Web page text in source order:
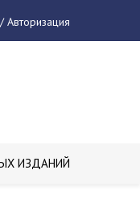
Авторизация
ИЗДАНИЙ